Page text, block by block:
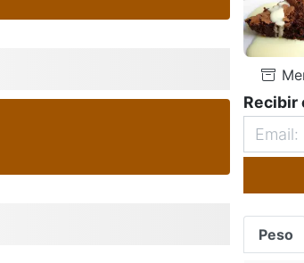
Recibir
Peso